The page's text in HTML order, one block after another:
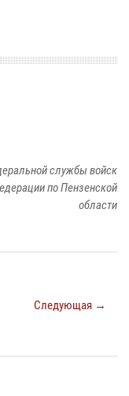
службы войск
по Пензенской
области
Следующая →